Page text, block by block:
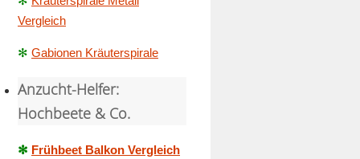
Vergleich
✻ Gabionen Kräuterspirale
Anzucht-Helfer:
Hochbeete & Co.
✻ Frühbeet Balkon Vergleich